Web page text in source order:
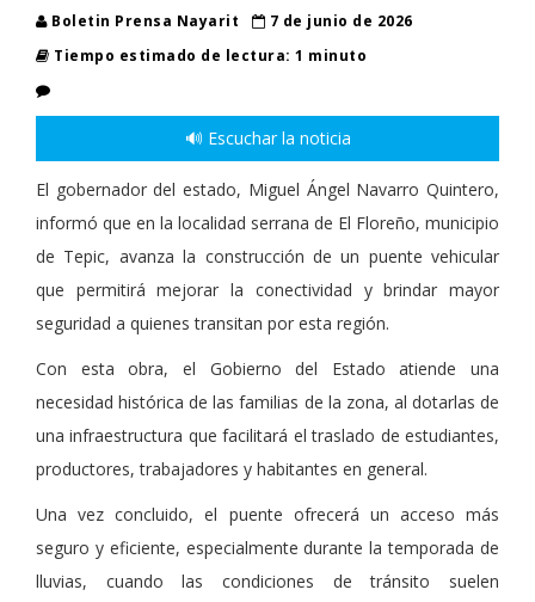
Boletin Prensa Nayarit
7 de junio de 2026
Tiempo estimado de lectura: 1 minuto
🔊 Escuchar la noticia
El gobernador del estado, Miguel Ángel Navarro Quintero,
informó que en la localidad serrana de El Floreño, municipio
de Tepic, avanza la construcción de un puente vehicular
que permitirá mejorar la conectividad y brindar mayor
seguridad a quienes transitan por esta región.
Con esta obra, el Gobierno del Estado atiende una
necesidad histórica de las familias de la zona, al dotarlas de
una infraestructura que facilitará el traslado de estudiantes,
productores, trabajadores y habitantes en general.
Una vez concluido, el puente ofrecerá un acceso más
seguro y eficiente, especialmente durante la temporada de
lluvias, cuando las condiciones de tránsito suelen